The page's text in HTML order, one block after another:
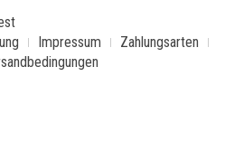
Impressum
Zahlungsarten